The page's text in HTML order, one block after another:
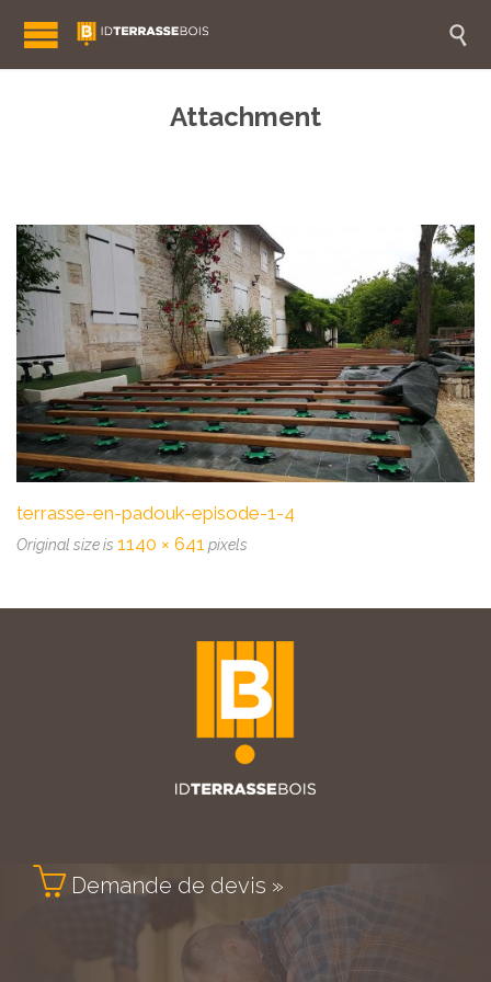

Attachment
terrasse-en-padouk-episode-1-4
Original size is 1140 × 641 pixels
 Demande de devis »